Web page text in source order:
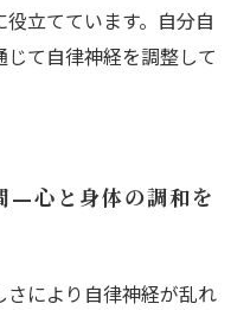
立てています。自分自
て自律神経を調整して
—心と身体の調和を
により自律神経が乱れ